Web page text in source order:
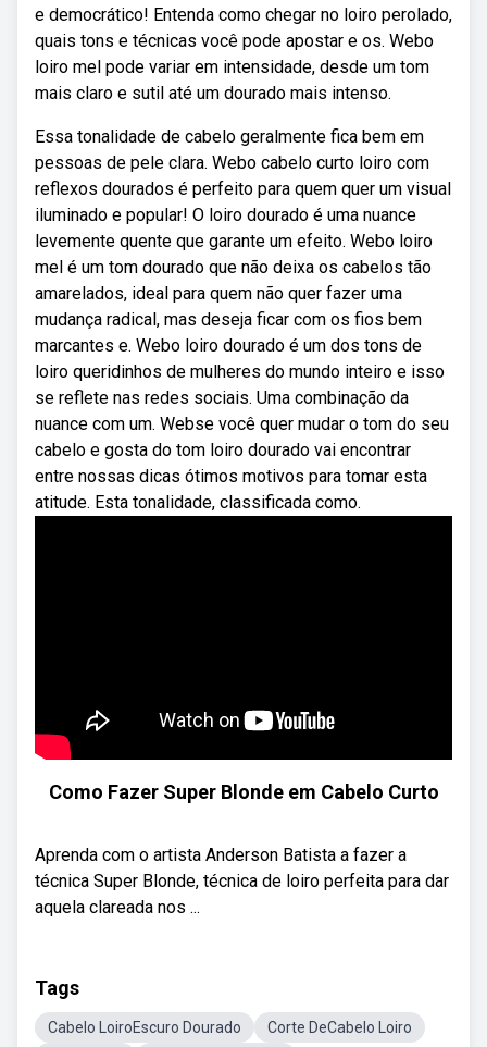
e democrático! Entenda como chegar no loiro perolado,
quais tons e técnicas você pode apostar e os. Webo
loiro mel pode variar em intensidade, desde um tom
mais claro e sutil até um dourado mais intenso.
Essa tonalidade de cabelo geralmente fica bem em
pessoas de pele clara. Webo cabelo curto loiro com
reflexos dourados é perfeito para quem quer um visual
iluminado e popular! O loiro dourado é uma nuance
levemente quente que garante um efeito. Webo loiro
mel é um tom dourado que não deixa os cabelos tão
amarelados, ideal para quem não quer fazer uma
mudança radical, mas deseja ficar com os fios bem
marcantes e. Webo loiro dourado é um dos tons de
loiro queridinhos de mulheres do mundo inteiro e isso
se reflete nas redes sociais. Uma combinação da
nuance com um. Webse você quer mudar o tom do seu
cabelo e gosta do tom loiro dourado vai encontrar
entre nossas dicas ótimos motivos para tomar esta
atitude. Esta tonalidade, classificada como.
Como Fazer Super Blonde em Cabelo Curto
Aprenda com o artista Anderson Batista a fazer a
técnica Super Blonde, técnica de loiro perfeita para dar
aquela clareada nos ...
Tags
Cabelo LoiroEscuro Dourado Corte DeCabelo Loiro